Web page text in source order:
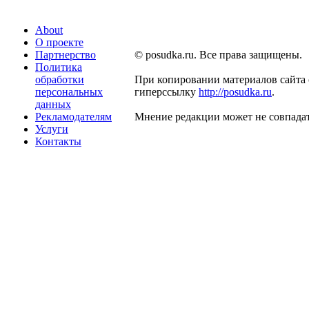
About
О проекте
Партнерство
Политика
обработки
персональных
данных
Рекламодателям
Услуги
Контакты
© posudka.ru. Все права защищены.
При копировании материалов сайта
гиперссылку http://posudka.ru.
Мнение редакции может не